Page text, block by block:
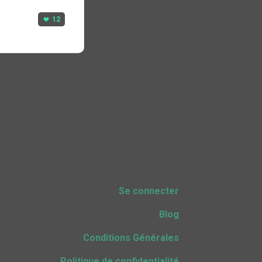
12
Se connecter
Blog
Conditions Générales